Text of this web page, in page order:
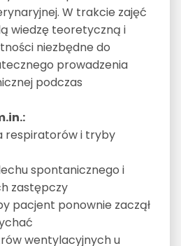
W trakcie zajęć
wiedzę teoretyczną i
niezbędne do
prowadzenia
podczas
respiratorów i tryby
spontanicznego i
zastępczy
pacjent ponownie zaczął
wentylacyjnych u